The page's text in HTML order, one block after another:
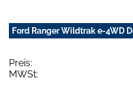
Ford Ranger Wildtrak e-4WD
Preis:
MWSt: